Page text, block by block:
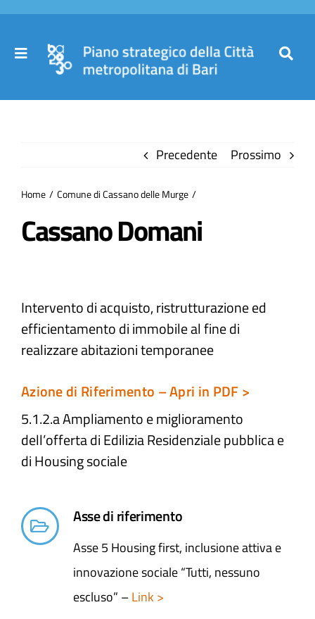
Salta
contenuto
Toggle
Comuni
Atti e Docunenti
Notizie
Progetti
Precedente Prossimo
Home Comune di Cassano delle Murge
Cassano Domani
Intervento di acquisto, ristrutturazione ed
efficientamento di immobile al fine di
realizzare abitazioni temporanee
Azione di Riferimento – Apri in PDF >
5.1.2.a Ampliamento e miglioramento
dell’offerta di Edilizia Residenziale pubblica e
di Housing sociale
Asse di riferimento
Asse 5 Housing first, inclusione attiva e
innovazione sociale “Tutti, nessuno
escluso” –Link >